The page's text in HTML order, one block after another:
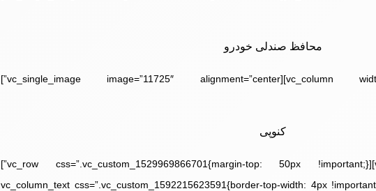
محافظ صندلی خودرو
[/vc_column_text][/vc_column][vc_column width=”1/4″][vc_single_image image=”11725″ alignment=”center”]
کنوپی
[/vc_column_text][/vc_column][/vc_row][vc_row css=”.vc_custom_1529969866701{margin-top: 50px !important;}”]
[vc_column width=”1/2″][vc_column_text css=”.vc_custom_1592215623591{border-top-width: 4px